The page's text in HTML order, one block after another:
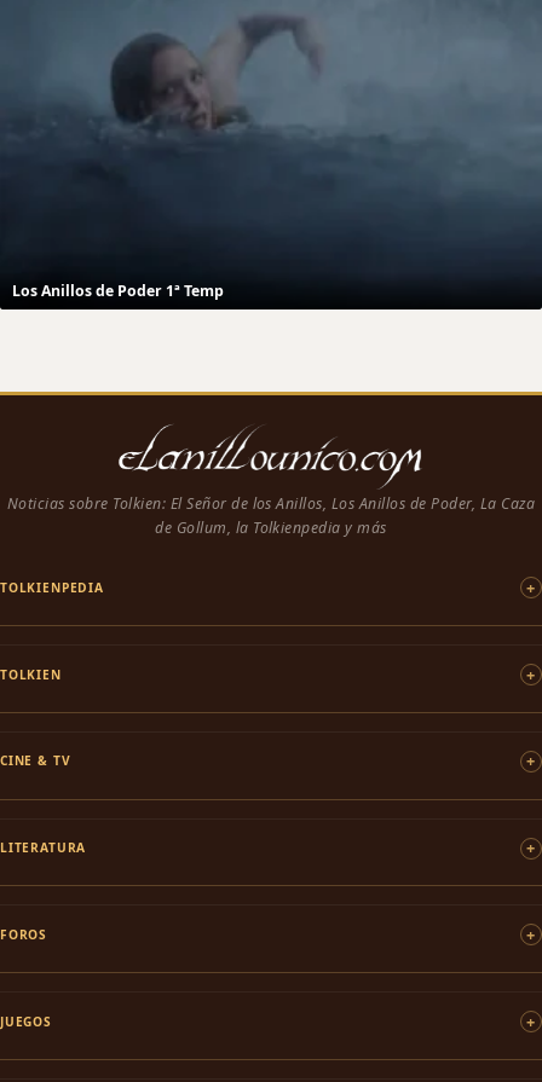
Los Anillos de Poder 1ª Temp
Noticias sobre Tolkien: El Señor de los Anillos, Los Anillos de Poder, La Caza
de Gollum, la Tolkienpedia y más
TOLKIENPEDIA
TOLKIEN
CINE & TV
LITERATURA
FOROS
JUEGOS